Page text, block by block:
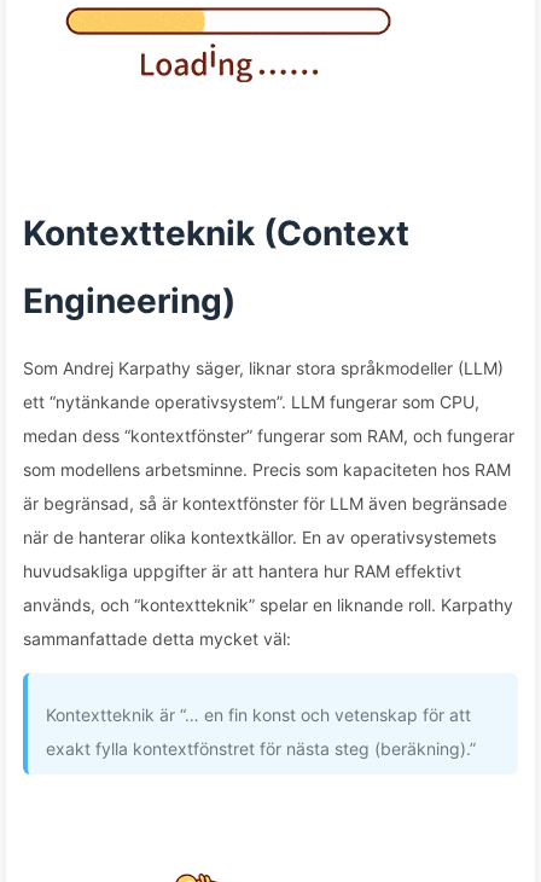
Kontextteknik (Context
Engineering)
Som Andrej Karpathy säger, liknar stora språkmodeller (LLM)
ett “nytänkande operativsystem”. LLM fungerar som CPU,
medan dess “kontextfönster” fungerar som RAM, och fungerar
som modellens arbetsminne. Precis som kapaciteten hos RAM
är begränsad, så är kontextfönster för LLM även begränsade
när de hanterar olika kontextkällor. En av operativsystemets
huvudsakliga uppgifter är att hantera hur RAM effektivt
används, och “kontextteknik” spelar en liknande roll. Karpathy
sammanfattade detta mycket väl:
Kontextteknik är “… en fin konst och vetenskap för att
exakt fylla kontextfönstret för nästa steg (beräkning).”